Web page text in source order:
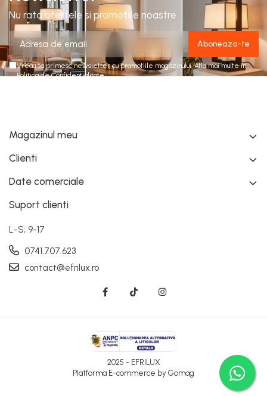
Nu rata ofertele si promotiile noastre
Vreau sa primesc newsletter cu promotiile magazinului. Afla mai multe in
Politica de Confidentialitate
Magazinul meu
Clienti
Date comerciale
Suport clienti
L-S; 9-17
0741.707.623
contact@efrilux.ro
2025 - EFRILUX
Platforma E-commerce by Gomag